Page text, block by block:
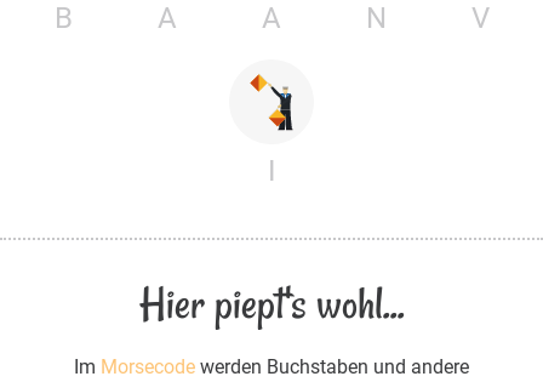
B A A N V
I
Hier piept's wohl...
Im Morsecodewerden Buchstaben und andere